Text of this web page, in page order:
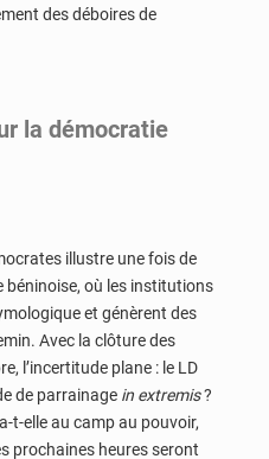
des déboires de
la démocratie
illustre une fois de
béninoise, où les institutions
et génèrent des
Avec la clôture des
l’incertitude plane : le LD
de parrainage in extremis?
t-elle au camp au pouvoir,
prochaines heures seront